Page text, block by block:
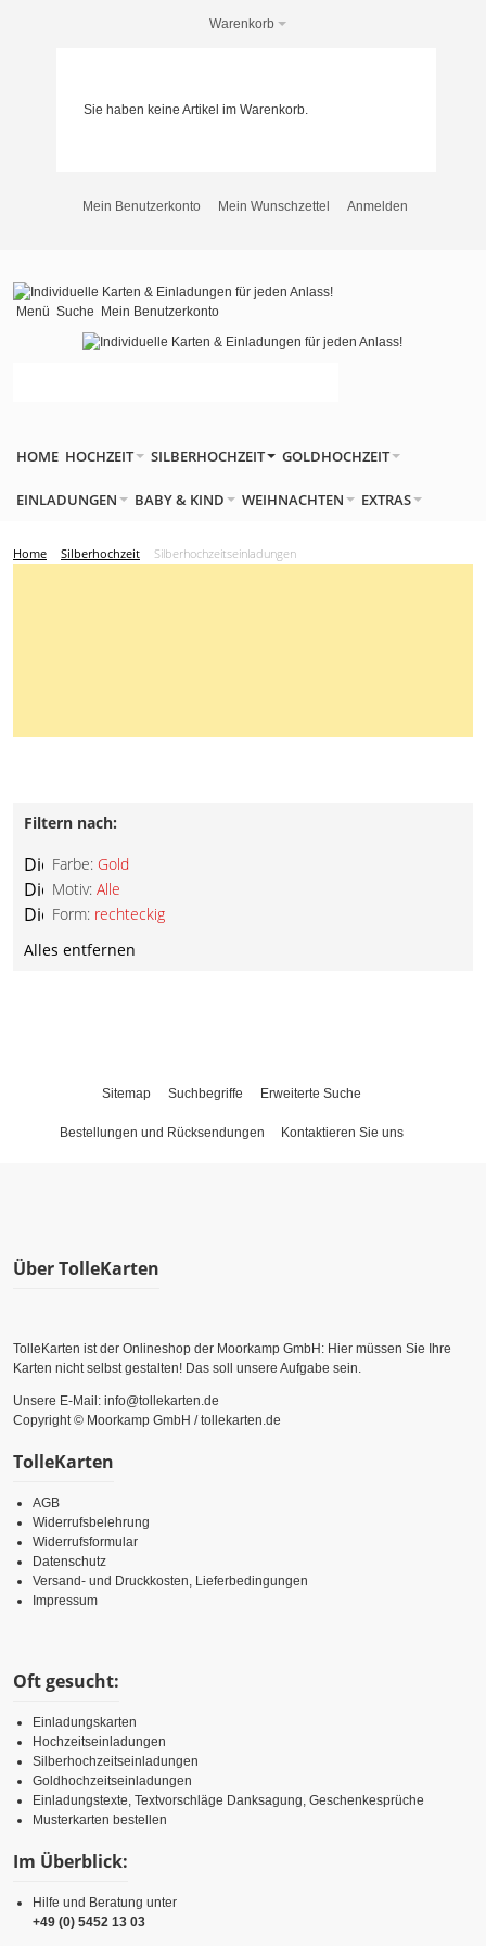
Warenkorb
Sie haben keine Artikel im Warenkorb.
Mein Benutzerkonto Mein Wunschzettel Anmelden
Menü Suche Mein Benutzerkonto
HOME HOCHZEIT SILBERHOCHZEIT GOLDHOCHZEIT
EINLADUNGEN BABY & KIND WEIHNACHTEN EXTRAS
Home Silberhochzeit Silberhochzeitseinladungen
Filtern nach:
Farbe: Gold
Diesen
Artikel
entfernen
Motiv: Alle
Diesen
Artikel
entfernen
Form: rechteckig
Diesen
entfernen
Alles entfernen
Sitemap Suchbegriffe Erweiterte Suche
Bestellungen und Rücksendungen Kontaktieren Sie uns
Über TolleKarten
TolleKarten ist der Onlineshop der Moorkamp GmbH: Hier müssen Sie Ihre
Karten nicht selbst gestalten! Das soll unsere Aufgabe sein.
Unsere E-Mail: info@tollekarten.de
Copyright © Moorkamp GmbH / tollekarten.de
TolleKarten
AGB
Widerrufsbelehrung
Widerrufsformular
Datenschutz
Versand- und Druckkosten, Lieferbedingungen
Impressum
Oft gesucht:
Einladungskarten
Hochzeitseinladungen
Silberhochzeitseinladungen
Goldhochzeitseinladungen
Einladungstexte, Textvorschläge Danksagung, Geschenkesprüche
Musterkarten bestellen
Im Überblick:
Hilfe und Beratung unter
+49 (0) 5452 13 03